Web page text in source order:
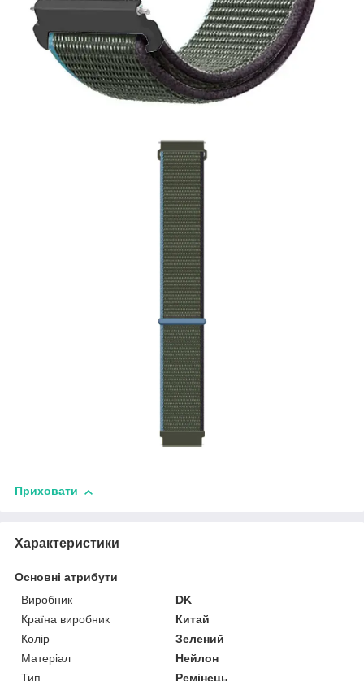
Приховати
Характеристики
Основні атрибути
Виробник
DK
Країна виробник
Китай
Колір
Зелений
Матеріал
Нейлон
Тип
Ремінець